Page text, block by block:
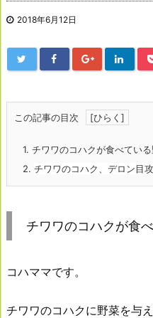
2018年6月12日
この記事の目次
1. チワワのコハクが食べてい
2. チワワのコハク、デロン目
チワワのコハクが食
コハママです。
チワワのコハクに野菜を与